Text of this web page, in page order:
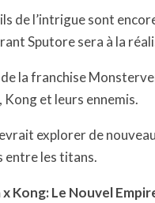
de l’intrigue sont
Sputore sera à la
de la franchise
Kong et leurs ennemis.
explorer de
entre les titans.
Kong: Le Nouvel